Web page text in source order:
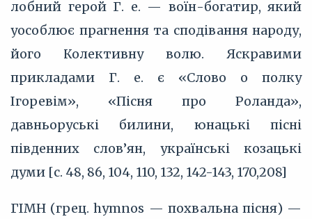
лобний герой Г. е. — воїн-богатир, який
уособлює прагнення та сподівання народу,
його Колективну волю. Яскравими
прикладами Г. е. є «Слово о полку
Ігоревім», «Пісня про Роланда»,
давньоруські билини, юнацькі пісні
південних слов’ян, українські козацькі
думи [с. 48, 86, 104, 110, 132, 142-143, 170,208]
ГІМН (грец. hymnos — похвальна пісня) —